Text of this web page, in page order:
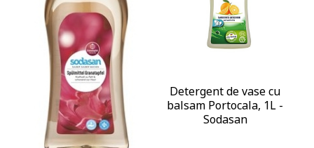
Detergent de vase cu
balsam Portocala, 1L -
Sodasan